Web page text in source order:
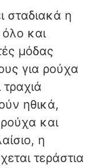
σταδιακά η
και
μόδας
για ρούχα
ηθικά,
ρούχα και
η
τεράστια